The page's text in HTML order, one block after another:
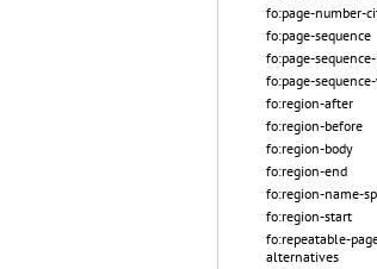
fo:page-number-
fo:page-sequence
fo:page-
fo:page-
fo:region-after
fo:region-before
fo:region-body
fo:region-end
fo:region-name-
fo:region-start
fo:repeatable-
alternatives